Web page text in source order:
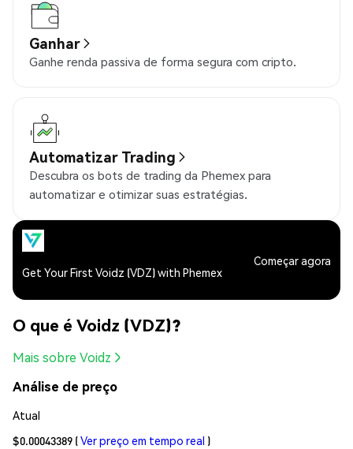
Ganhar
Ganhe renda passiva de forma segura com cripto.
Automatizar Trading
Descubra os bots de trading da Phemex para
automatizar e otimizar suas estratégias.
Get Your First Voidz (VDZ) with Phemex
Começar agora
O que é Voidz (VDZ)?
Mais sobre Voidz
Análise de preço
Atual
$0.00043389 (Ver preço em tempo real )